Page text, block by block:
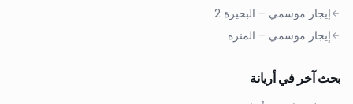
إيجار موسمي – البحيرة 2
إيجار موسمي – المنزه
بحث آخر في أريانة